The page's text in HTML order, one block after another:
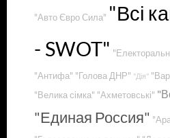
"Авто Євро Сила" "Всі
- SWOT"
"Антифа" "Голова ДНР" "Дія"
"Велика сімка" "Ахметовські"
"Единая Россия"